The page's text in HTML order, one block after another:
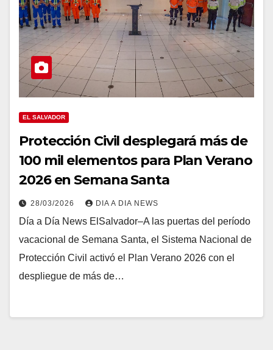
EL SALVADOR
Protección Civil desplegará más de
100 mil elementos para Plan Verano
2026 en Semana Santa
28/03/2026 DIA A DIA NEWS
Día a Día News ElSalvador–A las puertas del período
vacacional de Semana Santa, el Sistema Nacional de
Protección Civil activó el Plan Verano 2026 con el
despliegue de más de…